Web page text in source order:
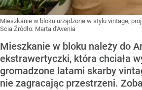
Mieszkanie w bloku urządzone w stylu vintage,
Scia Źródło: Marta d'Avenia
Mieszkanie w bloku należy do
ekstrawertyczki, która chciała
gromadzone latami skarby
nie zagracając przestrzeni.